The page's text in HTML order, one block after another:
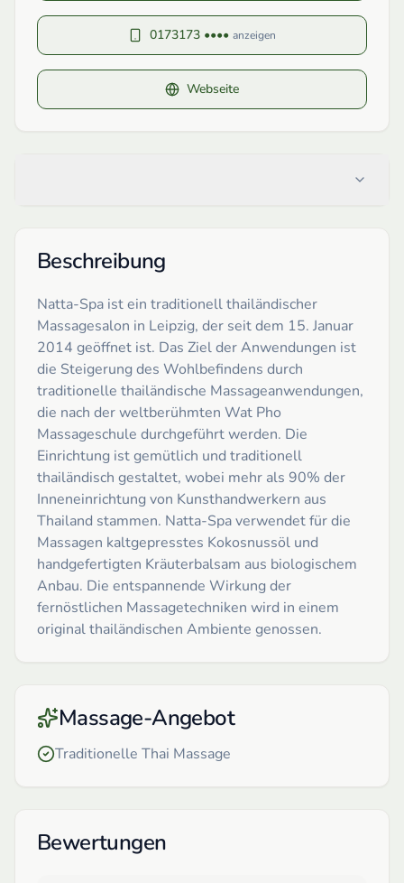
0173173 •••• anzeigen
Webseite
Beschreibung
Natta-Spa ist ein traditionell thailändischer
Massagesalon in Leipzig, der seit dem 15. Januar
2014 geöffnet ist. Das Ziel der Anwendungen ist
die Steigerung des Wohlbefindens durch
traditionelle thailändische Massageanwendungen,
die nach der weltberühmten Wat Pho
Massageschule durchgeführt werden. Die
Einrichtung ist gemütlich und traditionell
thailändisch gestaltet, wobei mehr als 90% der
Inneneinrichtung von Kunsthandwerkern aus
Thailand stammen. Natta-Spa verwendet für die
Massagen kaltgepresstes Kokosnussöl und
handgefertigten Kräuterbalsam aus biologischem
Anbau. Die entspannende Wirkung der
fernöstlichen Massagetechniken wird in einem
original thailändischen Ambiente genossen.
Massage-Angebot
Traditionelle Thai Massage
Bewertungen